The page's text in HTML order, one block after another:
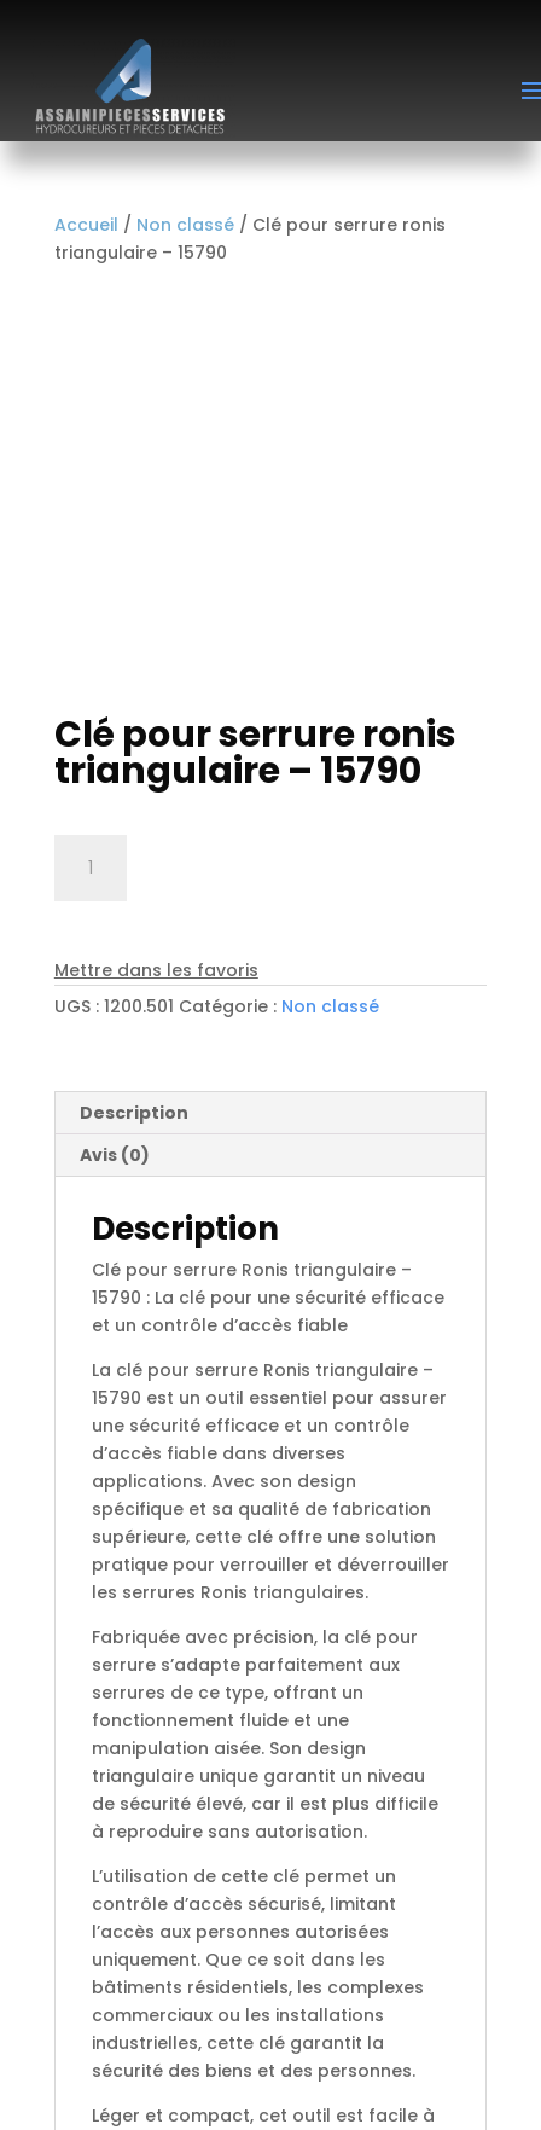
Accueil / Non classé/ Clé pour serrure ronis
triangulaire – 15790
Clé pour serrure ronis
triangulaire – 15790
serrure
ronis
triangulaire
Mettre dans les favoris
UGS : 1200.501 Catégorie : Non classé
Description
Avis (0)
Description
Clé pour serrure Ronis triangulaire –
15790 : La clé pour une sécurité efficace
et un contrôle d’accès fiable
La clé pour serrure Ronis triangulaire –
15790 est un outil essentiel pour assurer
une sécurité efficace et un contrôle
d’accès fiable dans diverses
applications. Avec son design
spécifique et sa qualité de fabrication
supérieure, cette clé offre une solution
pratique pour verrouiller et déverrouiller
les serrures Ronis triangulaires.
Fabriquée avec précision, la clé pour
serrure s’adapte parfaitement aux
serrures de ce type, offrant un
fonctionnement fluide et une
manipulation aisée. Son design
triangulaire unique garantit un niveau
de sécurité élevé, car il est plus difficile
à reproduire sans autorisation.
L’utilisation de cette clé permet un
contrôle d’accès sécurisé, limitant
l’accès aux personnes autorisées
uniquement. Que ce soit dans les
bâtiments résidentiels, les complexes
commerciaux ou les installations
industrielles, cette clé garantit la
sécurité des biens et des personnes.
Léger et compact, cet outil est facile à